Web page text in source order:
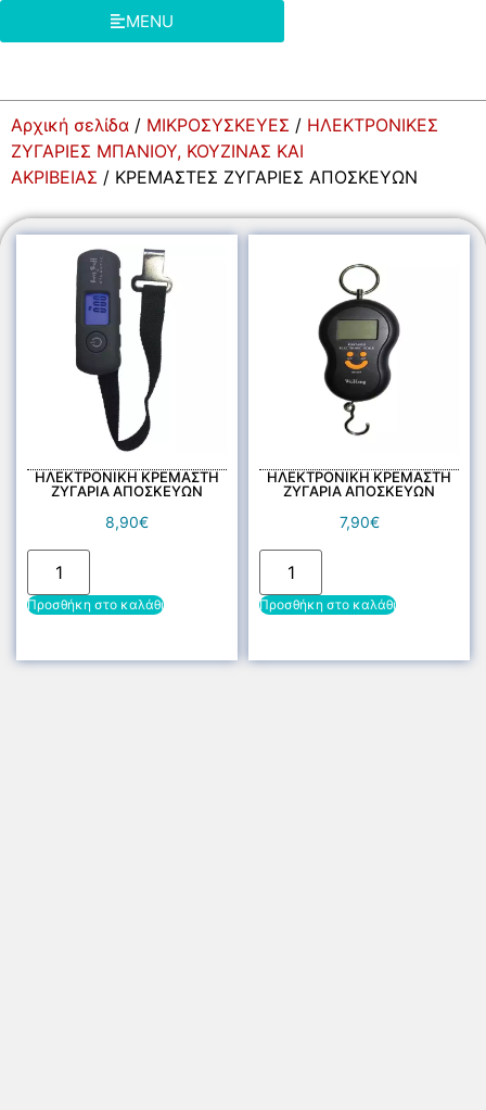
MENU
Αρχική σελίδα / ΜΙΚΡΟΣΥΣΚΕΥΕΣ / ΗΛΕΚΤΡΟΝΙΚΕΣ
ΖΥΓΑΡΙΕΣ ΜΠΑΝΙΟΥ, ΚΟΥΖΙΝΑΣ ΚΑΙ
ΑΚΡΙΒΕΙΑΣ / ΚΡΕΜΑΣΤΕΣ ΖΥΓΑΡΙΕΣ ΑΠΟΣΚΕΥΩΝ
ΗΛΕΚΤΡΟΝΙΚΗ ΚΡΕΜΑΣΤΗ
ΖΥΓΑΡΙΑ ΑΠΟΣΚΕΥΩΝ
8,90€
Προσθήκη στο καλάθι
ΗΛΕΚΤΡΟΝΙΚΗ ΚΡΕΜΑΣΤΗ
ΖΥΓΑΡΙΑ ΑΠΟΣΚΕΥΩΝ
7,90€
Προσθήκη στο καλάθι